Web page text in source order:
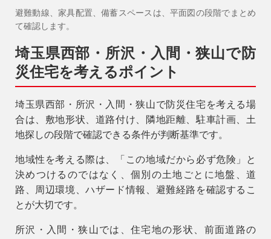
避難動線、家具配置、備蓄スペースは、平面図の段階でまとめ
て確認します。
埼玉県西部・所沢・入間・狭山で防
災住宅を考えるポイント
埼玉県西部・所沢・入間・狭山で防災住宅を考える場
合は、敷地形状、道路付け、隣地距離、駐車計画、土
地探しの段階で確認できる条件が判断基準です。
地域性を考える際は、「この地域だから必ず危険」と
決めつけるのではなく、個別の土地ごとに地盤、道
路、周辺環境、ハザード情報、避難経路を確認するこ
とが大切です。
所沢・入間・狭山では、住宅地の形状、前面道路の